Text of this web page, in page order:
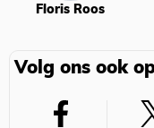
Floris Roos
Volg ons ook